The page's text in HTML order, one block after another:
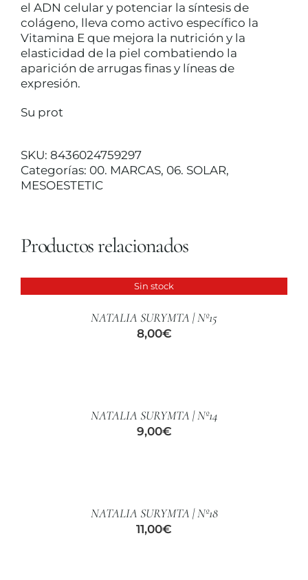
el ADN celular y potenciar la síntesis de
colágeno, lleva como activo específico la
Vitamina E que mejora la nutrición y la
elasticidad de la piel combatiendo la
aparición de arrugas finas y líneas de
expresión.
Su prot
SKU: 8436024759297
Categorías: 00. MARCAS, 06. SOLAR,
MESOESTETIC
Productos relacionados
Sin stock
NATALIA SURYMTA | Nº15
8,00€
NATALIA SURYMTA | Nº14
9,00€
NATALIA SURYMTA | Nº18
11,00€